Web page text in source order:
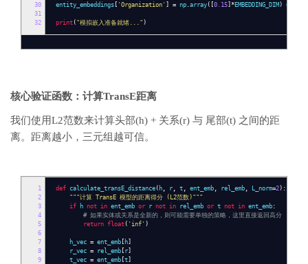
30
31
32
entity_embeddings [ 'Organization' ] = np .array ([0.15]*EMBEDDING_DIM) # 0.1
print ( "模拟嵌入准备就绪..." )
核心验证函数：计算TransE距离
我们使用L2范数来计算头部(h) + 关系(r) 与 尾部(t) 之间的距
离。距离越小，三元组越可信。
1
2
3
4
5
6
7
8
9
def calculate_transE_distance ( h , r , t , ent_emb , rel_emb , L_norm=2):
"""计算 TransE 模型的距离得分 (L2范数)"""
if h not in ent_emb or r not in rel_emb or t not in ent_emb :
# 如果实体或关系是全新的，则可能需要单独的策略，这里直接返回高分
return float ( 'inf' )
h_vec = ent_emb [ h]
r_vec = rel_emb [ r]
t_vec = ent_emb [t]